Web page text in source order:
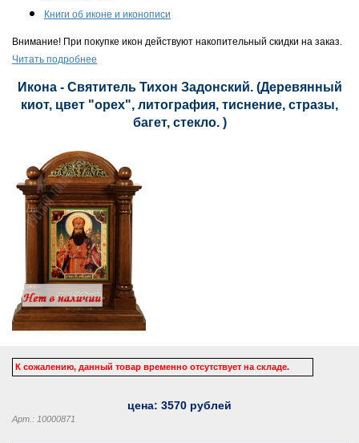
Книги об иконе и иконописи
Внимание! При покупке икон действуют накопительный скидки на заказ.
Читать подробнее
Икона - Святитель Тихон Задонский. (Деревянный
киот, цвет "орех", литография, тиснение, стразы,
багет, стекло. )
К сожалению, данный товар временно отсутствует на складе.
цена: 3570 рублей
Арт.: 10000871